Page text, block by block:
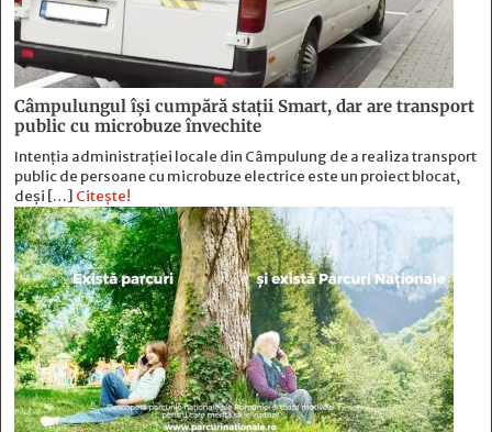
Câmpulungul îşi cumpără staţii Smart, dar are transport
public cu microbuze învechite
Intenția administrației locale din Câmpulung de a realiza transport
public de persoane cu microbuze electrice este un proiect blocat,
deși […] Citește!